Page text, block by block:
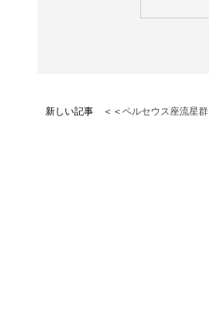
新しい記事 ＜＜ペルセウス座流星群